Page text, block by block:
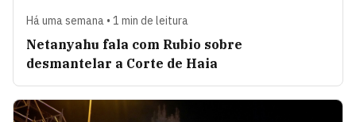
Há uma semana • 1 min de leitura
Netanyahu fala com Rubio sobre
desmantelar a Corte de Haia